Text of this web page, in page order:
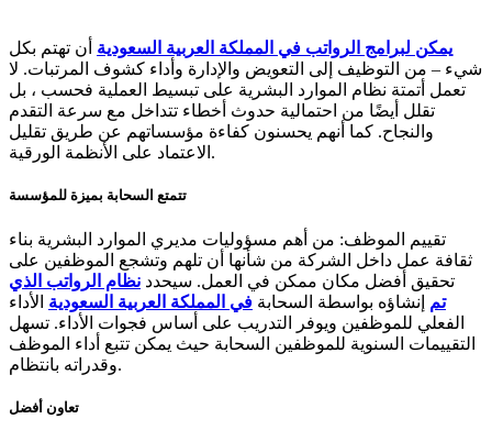
يمكن لبرامج الرواتب في المملكة العربية السعودية أن تهتم بكل
شيء – من التوظيف إلى التعويض والإدارة وأداء كشوف المرتبات. لا
تعمل أتمتة نظام الموارد البشرية على تبسيط العملية فحسب ، بل
تقلل أيضًا من احتمالية حدوث أخطاء تتداخل مع سرعة التقدم
والنجاح. كما أنهم يحسنون كفاءة مؤسساتهم عن طريق تقليل
الاعتماد على الأنظمة الورقية.
تتمتع السحابة بميزة للمؤسسة
تقييم الموظف: من أهم مسؤوليات مديري الموارد البشرية بناء
ثقافة عمل داخل الشركة من شأنها أن تلهم وتشجع الموظفين على
تحقيق أفضل مكان ممكن في العمل. سيحدد نظام الرواتب الذي
تم إنشاؤه بواسطة السحابة في المملكة العربية السعودية الأداء
الفعلي للموظفين ويوفر التدريب على أساس فجوات الأداء. تسهل
التقييمات السنوية للموظفين السحابة حيث يمكن تتبع أداء الموظف
وقدراته بانتظام.
تعاون أفضل